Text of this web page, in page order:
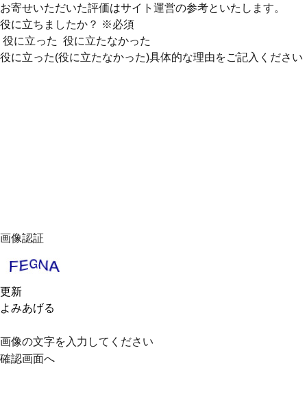
お寄せいただいた評価はサイト運営の参考といたします。
役に立ちましたか？ ※必須
役に立った 役に立たなかった
役に立った(役に立たなかった)具体的な理由をご記入ください
画像認証
更新
よみあげる
画像の文字を入力してください